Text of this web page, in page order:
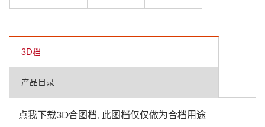
3D档
产品目录
点我下载3D合图档, 此图档仅仅做为合档用途